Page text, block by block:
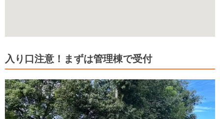
入り口注意！まずは管理棟で受付